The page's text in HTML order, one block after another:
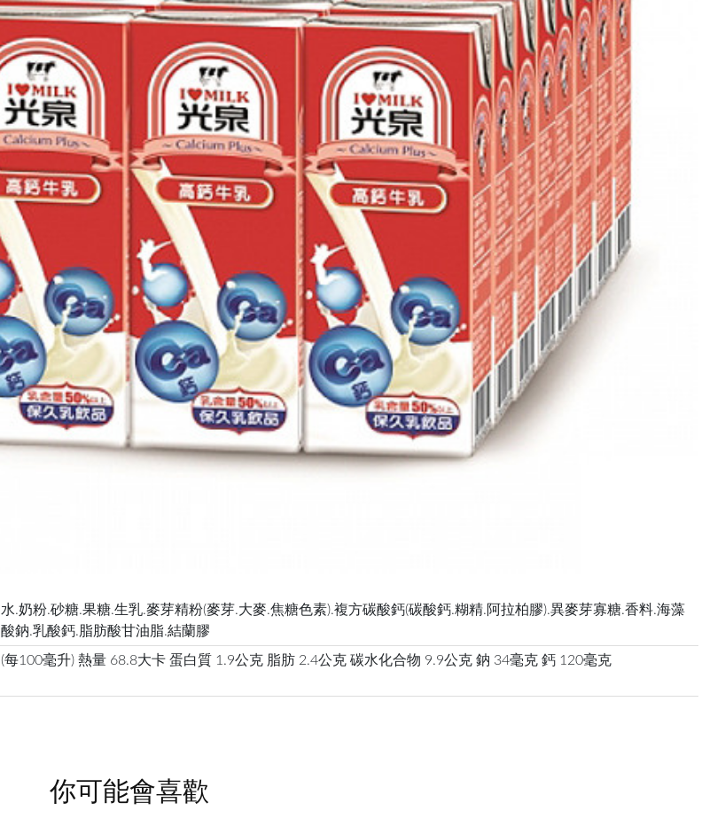
水.奶粉.砂糖.果糖.生乳.麥芽精粉(麥芽.大麥.焦糖色素).複方碳酸鈣(碳酸鈣.糊精.阿拉柏膠).異麥芽寡糖.香料.海藻
酸鈉.乳酸鈣.脂肪酸甘油脂.結蘭膠
(每100毫升) 熱量 68.8大卡 蛋白質 1.9公克 脂肪 2.4公克 碳水化合物 9.9公克 鈉 34毫克 鈣 120毫克
你可能會喜歡